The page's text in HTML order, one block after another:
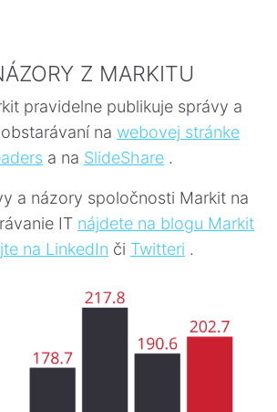
Z MARKITU
pravidelne publikuje správy a
na webovej stránke
a na SlideShare .
a názory spoločnosti Markit na
IT nájdete na blogu Markit
na LinkedIn či Twitteri .